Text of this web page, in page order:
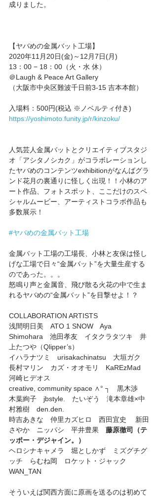
成りました。
【ヤバめの金属バット工場】
2020年11月20日(金)～12月7日(月)
13：00 − 18：00（火・水 休）
＠Laugh & Peace Art Gallery
（大阪市中央区難波千日前3-15 吉本本館）
入場料：500円(税込 ※ノベルティ付き)
https://yoshimoto.funity.jp/r/kinzoku/
人気芸人金属バットとクリエイティブスタジ
オ「アシタノシカク」がコラボレーションし
たヤバめのコンテンツexhibitionがなんばグラ
ンド花月の裏通りに怪しく出現！！小林のア
ート作品、フォトスポット、ここだけのスペ
シャルムービー、アーティストコラボ作品も
多数展示！
#ヤバめの金属バット工場
金属バット工場の工場長、小林と友保は怪し
げな工場で日々“金属バット”を大量生産する
のであった。。。
怒鳴り声と金属音、飛び散る火花の中で生ま
れるヤバめの“金属バット”を目撃せよ！？
COLLABORATION ARTISTS
浅間明日美　ATO 1 SNOW　Aya
Shimohara　池田孝友　イタクラタツキ　井
上たつや（Qlipper’s）
イハラナツミ　urisakachinatsu　大垣ガク
長村マリン　カズ・オオモリ　KaREzMad
河崎ヒデオス
creative, community space ∧° ┐　黒木渉
木葉絢子　jbstyle.　たいぞう　滝本章雄×中
村雅樹　den.den.
時吉あきな　仲里カズヒロ　西田宜史 　新田
さやか　ニッパシ　平井豊果 藤原徹司（テ
ッポー・デジャイン。）
ヘロシナキャメラ　堀としかず　ミズグチグ
ッチ　らむね岡　ロケット・ジャック
WAN_TAN
そういえば関西方面に原画を送るのは初めて